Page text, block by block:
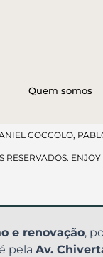
Quem somos
COCCOLO,
RESERVADOS.
e renovação,
pela Av.